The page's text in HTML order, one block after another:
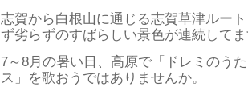
志賀から白根山に通じる志賀草津ルー
ず劣らずのすばらしい景色が連続して
7～8月の暑い日、高原で「ドレミのう
ス」を歌おうではありませんか。